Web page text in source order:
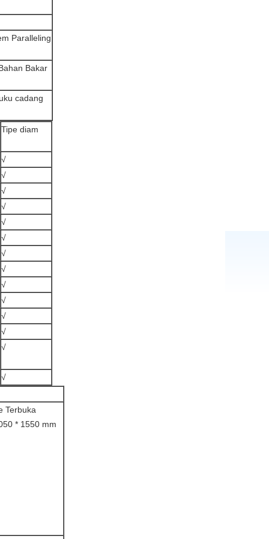
Paralleling
Bakar
cadang
Tipe diam
√
√
√
√
√
√
√
√
√
√
√
√
√
√
Terbuka
* 1550 mm